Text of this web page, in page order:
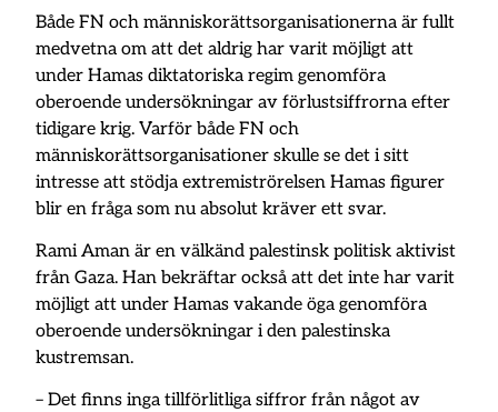
Både FN och människorättsorganisationerna är fullt
medvetna om att det aldrig har varit möjligt att
under Hamas diktatoriska regim genomföra
oberoende undersökningar av förlustsiffrorna efter
tidigare krig. Varför både FN och
människorättsorganisationer skulle se det i sitt
intresse att stödja extremiströrelsen Hamas figurer
blir en fråga som nu absolut kräver ett svar.
Rami Aman är en välkänd palestinsk politisk aktivist
från Gaza. Han bekräftar också att det inte har varit
möjligt att under Hamas vakande öga genomföra
oberoende undersökningar i den palestinska
kustremsan.
– Det finns inga tillförlitliga siffror från något av